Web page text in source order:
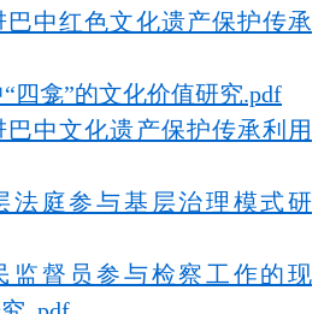
巴中红色文化遗产保护传承
四龛”的文化价值研究.pdf
巴中文化遗产保护传承利用
法庭参与基层治理模式研
监督员参与检察工作的现